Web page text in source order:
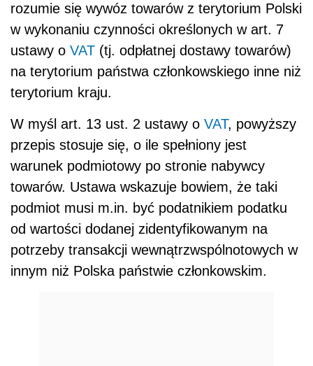
rozumie się wywóz towarów z terytorium Polski
w wykonaniu czynności określonych w art. 7
ustawy o VAT (tj. odpłatnej dostawy towarów)
na terytorium państwa członkowskiego inne niż
terytorium kraju.
W myśl art. 13 ust. 2 ustawy o VAT, powyższy
przepis stosuje się, o ile spełniony jest
warunek podmiotowy po stronie nabywcy
towarów. Ustawa wskazuje bowiem, że taki
podmiot musi m.in. być podatnikiem podatku
od wartości dodanej zidentyfikowanym na
potrzeby transakcji wewnątrzwspólnotowych w
innym niż Polska państwie członkowskim.